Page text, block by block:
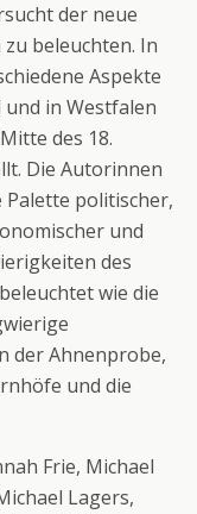
der neue
beleuchten. In
Aspekte
in Westfalen
des 18.
Die Autorinnen
politischer,
und
des
wie die
der Ahnenprobe,
und die
Frie, Michael
Lagers,